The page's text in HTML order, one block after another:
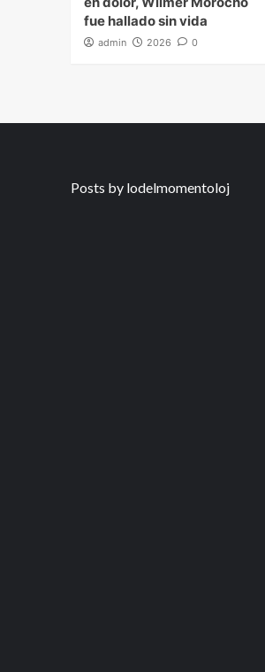
fue hallado sin vida
admin 2026 0
Posts by lodelmomentoloj